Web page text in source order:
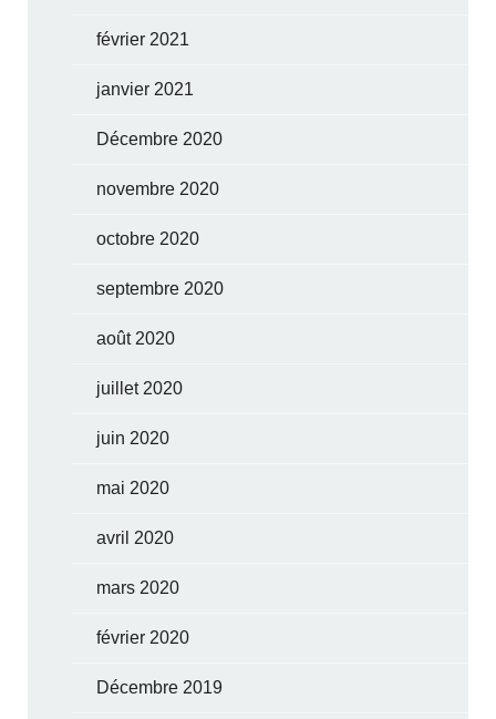
février 2021
janvier 2021
Décembre 2020
novembre 2020
octobre 2020
septembre 2020
août 2020
juillet 2020
juin 2020
mai 2020
avril 2020
mars 2020
février 2020
Décembre 2019